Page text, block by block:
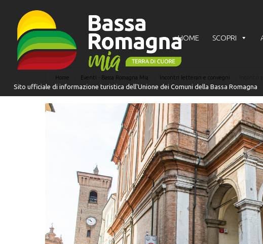
HOME SCOPRI
Home Eventi - Bassa Romagna Mia Incontri letterari e convegni